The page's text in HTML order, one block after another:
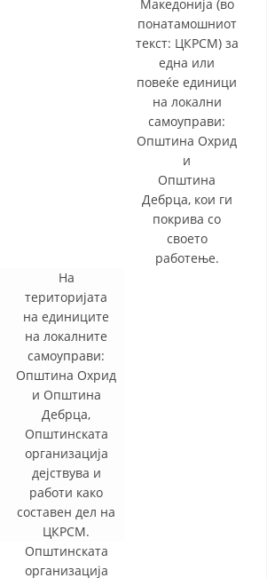
Македонија (во
понатамошниот
текст: ЦКРСМ) за
една или
повеќе единици
на локални
самоуправи:
Општина Охрид
и
Општина
Дебрца, кои ги
покрива со
своето
работење.
На
територијата
на единиците
на локалните
самоуправи:
Општина Охрид
и Општина
Дебрца,
Општинската
организација
дејствува и
работи како
составен дел на
ЦКРСМ.
Општинската
организација